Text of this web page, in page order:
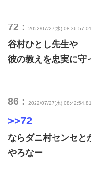
72： 2022/07/27(水) 08:36:57.01
谷村ひとし先生や
彼の教えを忠実に守
86： 2022/07/27(水) 08:42:54.81
>>72
ならダニ村センセと
やろなー